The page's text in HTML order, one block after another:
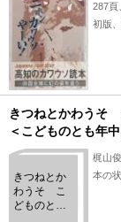
287頁
初版
きつねとかわうそ
＜こどものとも年
きつねとか
わうそ こ
どものとも
梶山
本の